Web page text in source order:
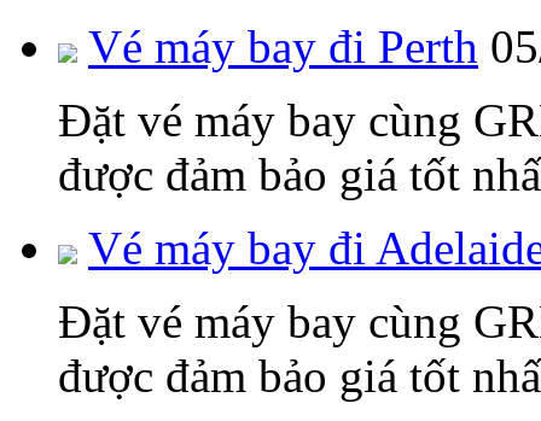
Vé máy bay đi Perth
Đặt vé máy bay cùng
được đảm bảo giá tốt
Vé máy bay đi
Đặt vé máy bay cùng
được đảm bảo giá tốt